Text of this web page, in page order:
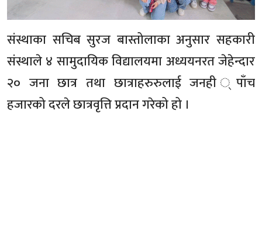
संस्थाका सचिब सुरज बास्तोलाका अनुसार सहकारी
संस्थाले ४ सामुदायिक विद्यालयमा अध्ययनरत जेहेन्दार
२० जना छात्र तथा छात्राहरुरुलाई जनही ्पाँच
हजारको दरले छात्रवृत्ति प्रदान गरेको हो ।